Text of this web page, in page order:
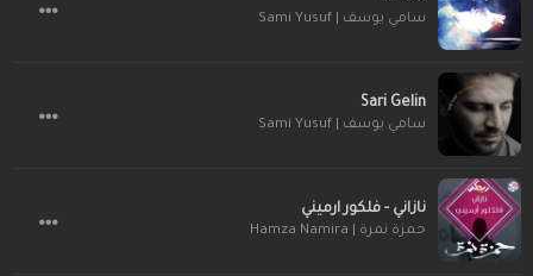
سامي يوسف | Sami Yusuf
Sari Gelin
سامي يوسف | Sami Yusuf
نازاني - فلكور ارميني
حمزة نمرة | Hamza Namira